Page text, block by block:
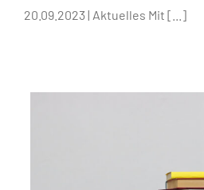
20.09.2023 | Aktuelles Mit [...]